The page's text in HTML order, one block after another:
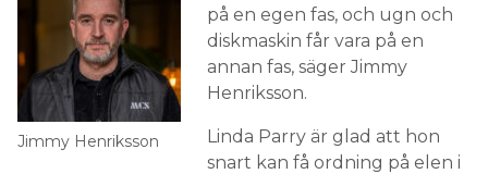
Jimmy Henriksson
på en egen fas, och ugn och
diskmaskin får vara på en
annan fas, säger Jimmy
Henriksson.
Linda Parry är glad att hon
snart kan få ordning på elen i